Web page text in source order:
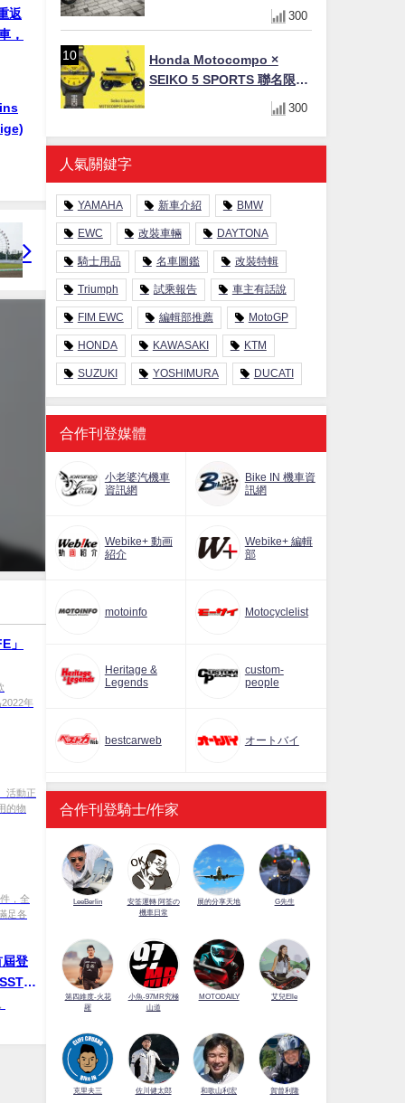
返
，
」
年
活動正
的物
，全
足各
登
與
合金排氣管、OHLINS TTX
後避震、HONDA頭燈整流罩
300
Honda Motocompo ×
SEIKO 5 SPORTS 聯名限量
錶登場！重現黃色車身、油
300
人氣關鍵字
YAMAHA 新車介紹 BMW
EWC 改裝車輛 DAYTONA
騎士用品 名車圖鑑 改裝特輯
Triumph 試乘報告 車主有話說
FIM EWC 編輯部推薦 MotoGP
HONDA KAWASAKI KTM
SUZUKI YOSHIMURA DUCATI
合作刊登媒體
小老婆汽機車
資訊網
Bike IN 機車資
訊網
Webike+ 動画
紹介
Webike+ 編輯
部
motoinfo Motocyclelist
Heritage &
Legends
custom-
people
bestcarweb オートバイ
合作刊登騎士/作家
LeeBerlin
安筌運轉 阿筌の
機車日常
展的分享天地 G先生
第四維度-火花
羅
小魚-97MR究極
山道
MOTODAILY 艾兒Elle
克里夫三 佐川健太郎 和歌山利宏 賀曾利隆